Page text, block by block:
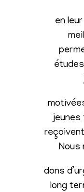
en
jeunes
Nous
dons
long